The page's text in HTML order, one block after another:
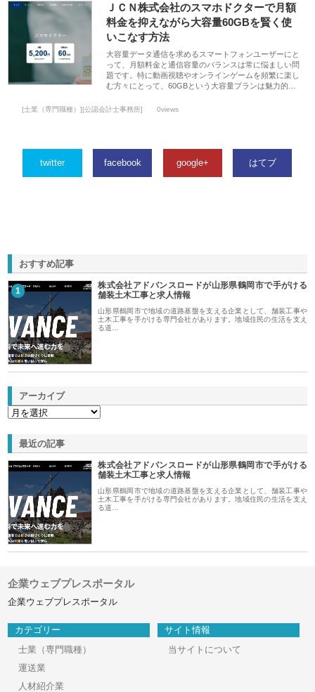
ＪＣＮ株式会社のスマホドクターで月額
料金を抑えながら大容量60GBを賢く使
いこなす方法
大容量データ通信を求めるスマートフォンユーザーにと
って、月額料金と通信容量のバランスは常に悩ましい問
題です。特に動画視聴やオンラインゲームを頻繁に楽し
む方々にとって、60GBという大容量プランは魅力的…
[士業（専門職種）][公認会計士事務所] 0views
twitter facebook google+ はてブ
おすすめ記事
1
株式会社アドバンスロードが山形県鶴岡市で手がける
舗装土木工事と求人情報
山形県鶴岡市で地域の道路基盤を支える企業として、舗装工事や
土木工事を手がける専門会社があります。地域住民の生活を支え
る道…
アーカイブ
最近の記事
株式会社アドバンスロードが山形県鶴岡市で手がける
舗装土木工事と求人情報
山形県鶴岡市で地域の道路基盤を支える企業として、舗装工事や
土木工事を手がける専門会社があります。地域住民の生活を支え
る道…
企業ウェブプレスポータル
企業ウェブプレスポータル
カテゴリー
士業（専門職種）
運送業
人材紹介業
サイト情報
当サイトについて